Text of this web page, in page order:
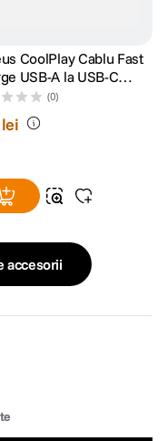
CoolPlay Cablu Fast
USB-A la USB-C
1m Alb
(0)
lei
accesorii